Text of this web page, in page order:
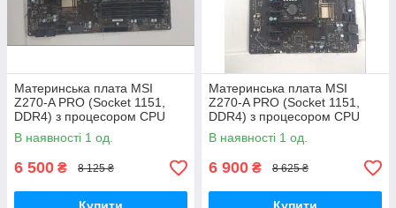
Материнська плата MSI
Z270-A PRO (Socket 1151,
DDR4) з процесором CPU
CELERON G3930 б/у
В наявності 1 од.
6 500 ₴ 8 125 ₴
Материнська плата MSI
Z270-A PRO (Socket 1151,
DDR4) з процесором CPU
PENTIUM G4400 б/у
В наявності 1 од.
6 900 ₴ 8 625 ₴